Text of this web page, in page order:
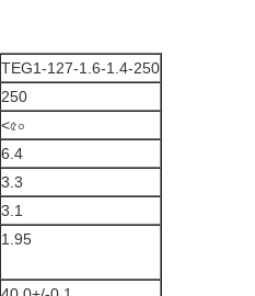
TEG1-127-1.6-1.4-250
250
<৫০
6.4
3.3
3.1
1.95